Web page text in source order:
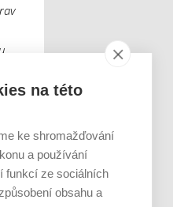
na této
ke shromažďování
a používání
funkcí ze sociálních
obsahu a